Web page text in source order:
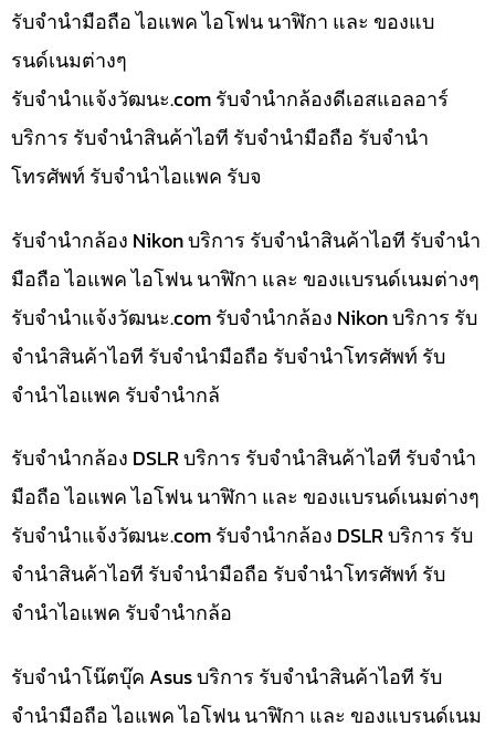
รับจำนำมือถือ ไอแพค ไอโฟน นาฬิกา และ ของแบ
รนด์เนมต่างๆ
รับจํานําแจ้งวัฒนะ.com รับจำนำกล้องดีเอสแอลอาร์
บริการ รับจำนำสินค้าไอที รับจำนำมือถือ รับจำนำ
โทรศัพท์ รับจำนำไอแพค รับจ
รับจำนำกล้อง Nikon บริการ รับจำนำสินค้าไอที รับจำนำ
มือถือ ไอแพค ไอโฟน นาฬิกา และ ของแบรนด์เนมต่างๆ
รับจํานําแจ้งวัฒนะ.com รับจำนำกล้อง Nikon บริการ รับ
จำนำสินค้าไอที รับจำนำมือถือ รับจำนำโทรศัพท์ รับ
จำนำไอแพค รับจำนำกล้
รับจำนำกล้อง DSLR บริการ รับจำนำสินค้าไอที รับจำนำ
มือถือ ไอแพค ไอโฟน นาฬิกา และ ของแบรนด์เนมต่างๆ
รับจํานําแจ้งวัฒนะ.com รับจำนำกล้อง DSLR บริการ รับ
จำนำสินค้าไอที รับจำนำมือถือ รับจำนำโทรศัพท์ รับ
จำนำไอแพค รับจำนำกล้อ
รับจำนำโน๊ตบุ๊ค Asus บริการ รับจำนำสินค้าไอที รับ
จำนำมือถือ ไอแพค ไอโฟน นาฬิกา และ ของแบรนด์เนม